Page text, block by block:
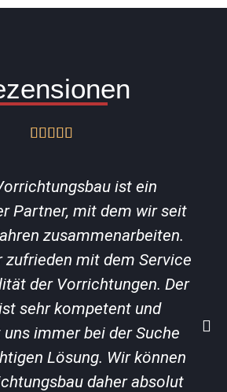
B
e
r
t
e
i
t
5
v
ist ein
Partner, mit dem wir seit
zusammenarbeiten.
zufrieden mit dem Service
der Vorrichtungen. Der
sehr kompetent und
immer bei der Suche
Lösung. Wir können
daher absolut